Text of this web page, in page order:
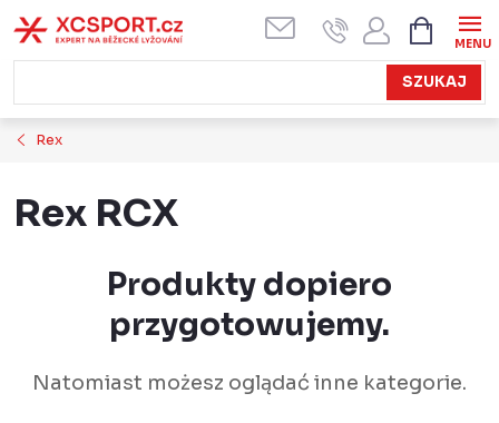
do
treści
SZUKAJ
Rex
Rex RCX
Produkty dopiero
przygotowujemy.
Natomiast możesz oglądać inne kategorie.